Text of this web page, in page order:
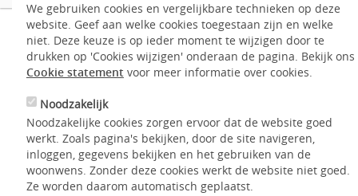
We gebruiken cookies en vergelijkbare technieken op deze
website. Geef aan welke cookies toegestaan zijn en welke
niet. Deze keuze is op ieder moment te wijzigen door te
drukken op 'Cookies wijzigen' onderaan de pagina. Bekijk ons
Cookie statement voor meer informatie over cookies.
Noodzakelijk
Noodzakelijke cookies zorgen ervoor dat de website goed
werkt. Zoals pagina's bekijken, door de site navigeren,
inloggen, gegevens bekijken en het gebruiken van de
woonwens. Zonder deze cookies werkt de website niet goed.
Ze worden daarom automatisch geplaatst.
Inloggen/inschrijven
Inloggen
Nog geen account?Start hier.
Aanbod
Mijn WoonWens
Wat vind ik bij ‘Mijn
Entree’?
Home Hoe werkt het?
Vragen over de website
Wat vind ik bij ‘Mijn Entree’?